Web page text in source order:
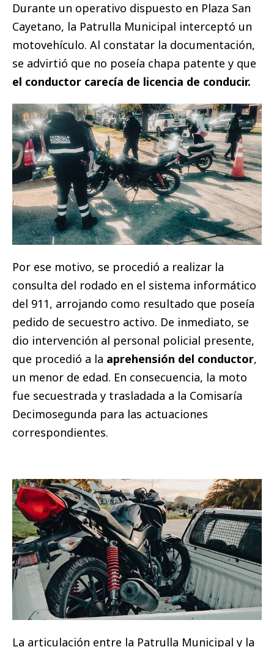
Durante un operativo dispuesto en Plaza San
Cayetano, la Patrulla Municipal interceptó un
motovehículo. Al constatar la documentación,
se advirtió que no poseía chapa patente y que
el conductor carecía de licencia de conducir.
Por ese motivo, se procedió a realizar la
consulta del rodado en el sistema informático
del 911, arrojando como resultado que poseía
pedido de secuestro activo. De inmediato, se
dio intervención al personal policial presente,
que procedió a la aprehensión del conductor,
un menor de edad. En consecuencia, la moto
fue secuestrada y trasladada a la Comisaría
Decimosegunda para las actuaciones
correspondientes.
La articulación entre la Patrulla Municipal y la